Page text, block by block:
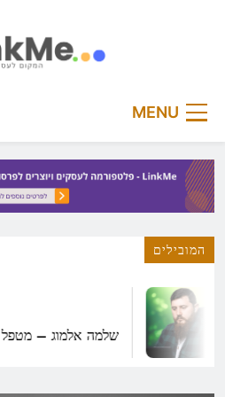
MENU
המובילים
שלמה אלמוג – מטפל